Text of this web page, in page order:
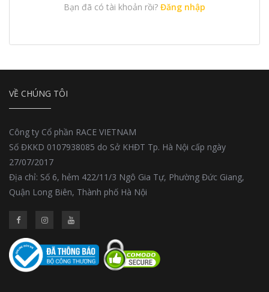
Bạn đã có tài khoản rồi? Đăng nhập
VỀ CHÚNG TÔI
Công ty Cổ phần RACE VIETNAM
Số ĐKKD 0107938085 do Sở KHĐT Tp. Hà Nội cấp ngày
27/07/2017
Địa chỉ: Số 6, hẻm 422/11/3 Ngô Gia Tự, Phường Đức Giang,
Quận Long Biên, Thành phố Hà Nội